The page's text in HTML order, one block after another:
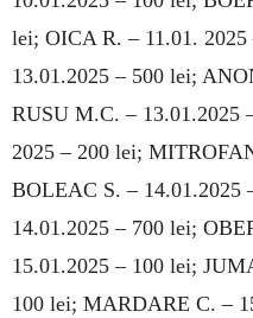
lei; OICA R. – 11.01.
13.01.2025 – 500 lei;
RUSU M.C. – 13.01.2025
2025 – 200 lei;
BOLEAC S. – 14.01.2025
14.01.2025 – 700 lei;
15.01.2025 – 100 lei;
100 lei; MAR­DARE C. –